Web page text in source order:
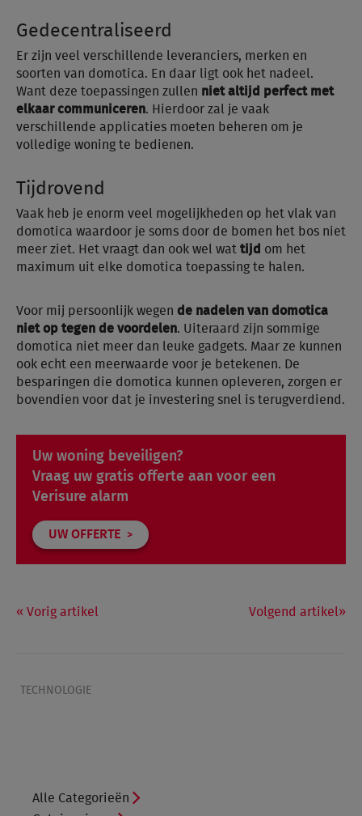
Gedecentraliseerd
Er zijn veel verschillende leveranciers, merken en
soorten van domotica. En daar ligt ook het nadeel.
Want deze toepassingen zullen niet altijd perfect met
elkaar communiceren. Hierdoor zal je vaak
verschillende applicaties moeten beheren om je
volledige woning te bedienen.
Tijdrovend
Vaak heb je enorm veel mogelijkheden op het vlak van
domotica waardoor je soms door de bomen het bos niet
meer ziet. Het vraagt dan ook wel wat tijd om het
maximum uit elke domotica toepassing te halen.
Voor mij persoonlijk wegen de nadelen van domotica
niet op tegen de voordelen. Uiteraard zijn sommige
domotica niet meer dan leuke gadgets. Maar ze kunnen
ook echt een meerwaarde voor je betekenen. De
besparingen die domotica kunnen opleveren, zorgen er
bovendien voor dat je investering snel is terugverdiend.
UW OFFERTE
Uw woning beveiligen?
Vraag uw gratis offerte aan voor een
Verisure alarm
Vorig artikel Volgend artikel
TECHNOLOGIE
Alle Categorieën